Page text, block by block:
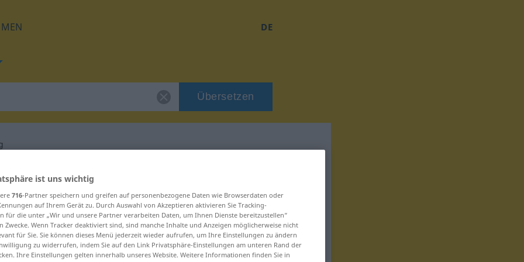
DE
Übersetzen
"Aussaugung"
ist uns wichtig
716-Partner speichern und greifen auf personenbezogene Daten wie Browserdaten oder
auf Ihrem Gerät zu. Durch Auswahl von Akzeptieren aktivieren Sie Tracking-
für die unter „Wir und unsere Partner verarbeiten Daten, um Ihnen Dienste bereitzustellen“
Zwecke. Wenn Tracker deaktiviert sind, sind manche Inhalte und Anzeigen möglicherweise nicht
für Sie. Sie können dieses Menü jederzeit wieder aufrufen, um Ihre Einstellungen zu ändern
zu widerrufen, indem Sie auf den Link Privatsphäre-Einstellungen am unteren Rand der
Ihre Einstellungen gelten innerhalb unseres Website. Weitere Informationen finden Sie in